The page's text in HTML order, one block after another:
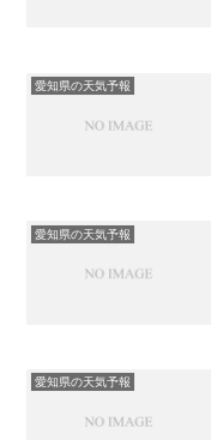
愛知県の天気予報
愛知県の天気予報
愛知県の天気予報